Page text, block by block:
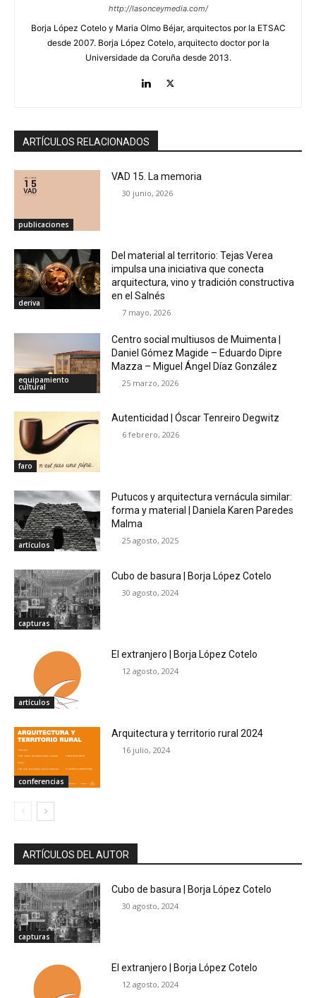
http://lasonceymedia.com/
Borja López Cotelo y Maria Olmo Béjar, arquitectos por la ETSAC
desde 2007. Borja López Cotelo, arquitecto doctor por la
Universidade da Coruña desde 2013.
ARTÍCULOS RELACIONADOS
publicaciones
VAD 15. La memoria
30 junio, 2026
deriva
Del material al territorio: Tejas Verea
impulsa una iniciativa que conecta
arquitectura, vino y tradición constructiva
en el Salnés
7 mayo, 2026
equipamiento
cultural
Centro social multiusos de Muimenta |
Daniel Gómez Magide – Eduardo Dipre
Mazza – Miguel Ángel Díaz González
25 marzo, 2026
faro
Autenticidad | Óscar Tenreiro Degwitz
6 febrero, 2026
artículos
Putucos y arquitectura vernácula similar:
forma y material | Daniela Karen Paredes
Malma
25 agosto, 2025
capturas
Cubo de basura | Borja López Cotelo
30 agosto, 2024
artículos
El extranjero | Borja López Cotelo
12 agosto, 2024
conferencias
Arquitectura y territorio rural 2024
16 julio, 2024
ARTÍCULOS DEL AUTOR
capturas
Cubo de basura | Borja López Cotelo
30 agosto, 2024
El extranjero | Borja López Cotelo
12 agosto, 2024